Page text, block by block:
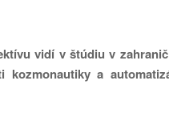
vidí v štúdiu v
a